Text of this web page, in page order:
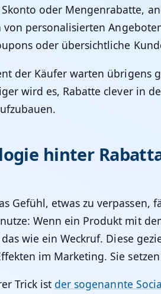
oder Mengenrabatte,
von personalisierten
oder übersichtliche
der Käufer warten übrigens
wird es, Rabatte clever in
hinter
Gefühl, etwas zu verpassen,
Wenn ein Produkt mit
wie ein Weckruf. Diese
im Marketing. Sie
Trick ist der sogenannte